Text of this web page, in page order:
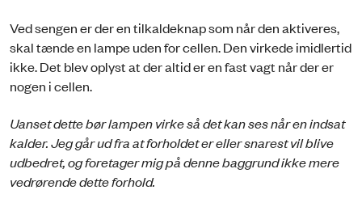
Ved sengen er der en tilkaldeknap som når den aktiveres,
skal tænde en lampe uden for cellen. Den virkede imidlertid
ikke. Det blev oplyst at der altid er en fast vagt når der er
nogen i cellen.
Uanset dette bør lampen virke så det kan ses når en indsat
kalder. Jeg går ud fra at forholdet er eller snarest vil blive
udbedret, og foretager mig på denne baggrund ikke mere
vedrørende dette forhold.